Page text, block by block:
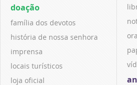
doação
família dos devotos
história de nossa senhora
imprensa
locais turísticos
loja oficial